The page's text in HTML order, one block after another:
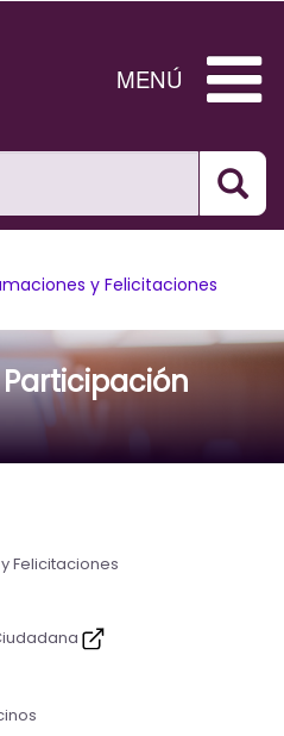
MENÚ
y Felicitaciones
Felicitaciones